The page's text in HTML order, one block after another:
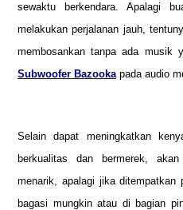
sewaktu berkendara. Apalagi
melakukan perjalanan jauh,
membosankan tanpa ada musik
Subwoofer Bazookapada audio
Selain dapat meningkatkan
berkualitas dan bermerek,
menarik, apalagi jika
bagasi mungkin atau di bagian